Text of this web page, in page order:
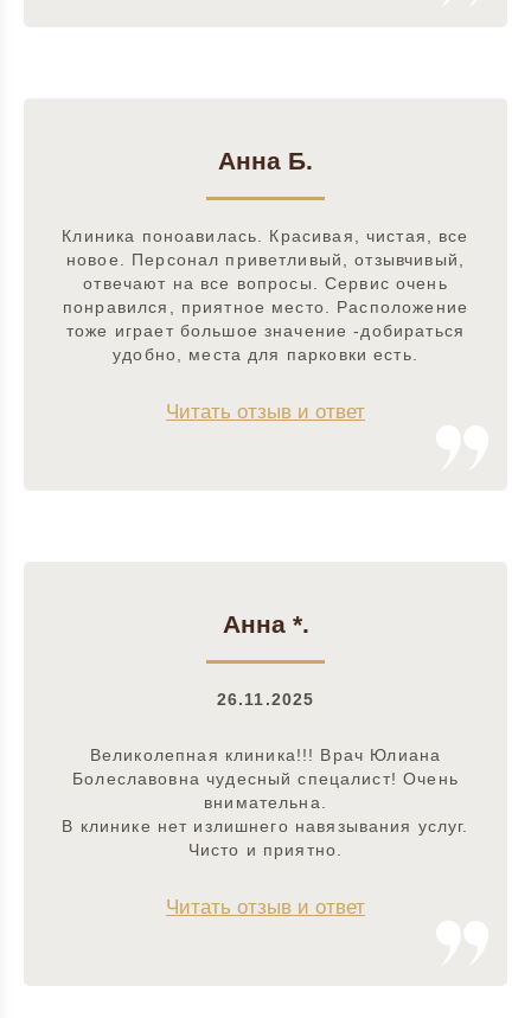
Анна Б.
Клиника поноавилась. Красивая, чистая, все
новое. Персонал приветливый, отзывчивый,
отвечают на все вопросы. Сервис очень
понравился, приятное место. Расположение
тоже играет большое значение -добираться
удобно, места для парковки есть.
Читать отзыв и ответ
Анна *.
26.11.2025
Великолепная клиника!!! Врач Юлиана
Болеславовна чудесный спецалист! Очень
внимательна.
В клинике нет излишнего навязывания услуг.
Чисто и приятно.
Читать отзыв и ответ